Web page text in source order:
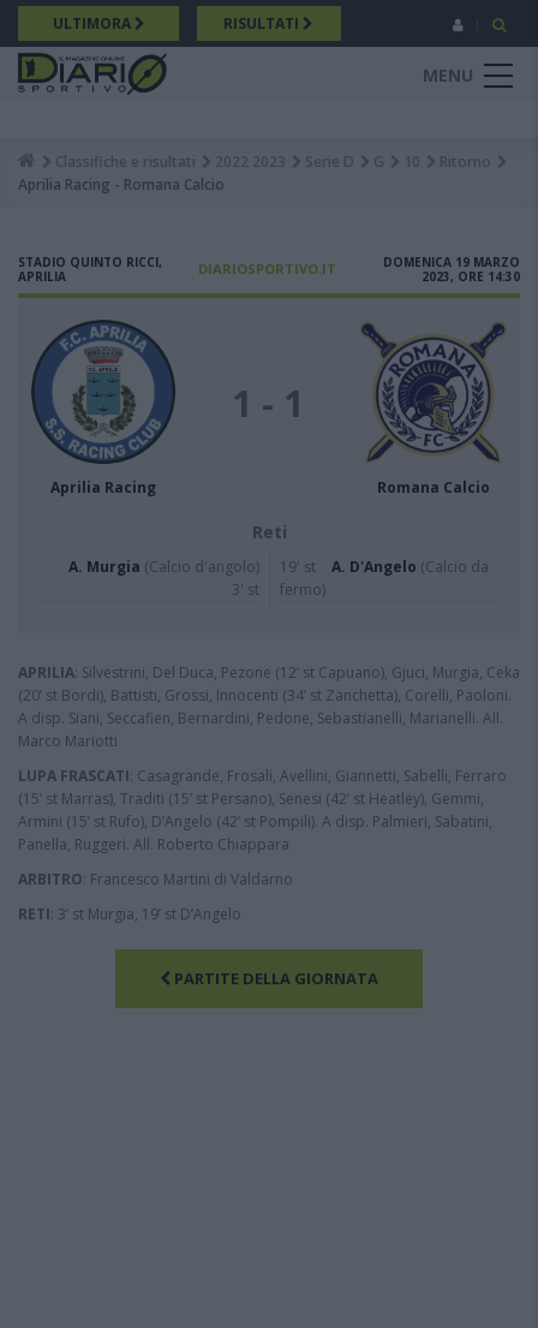
Salta
al
contenuto
principale
ULTIMORA RISULTATI
MENU
Breadcrumb
Classifiche e risultati 2022 2023 Serie D G 10
Ritorno
Aprilia Racing - Romana Calcio
STADIO QUINTO RICCI,
APRILIA
DIARIOSPORTIVO.IT
DOMENICA 19 MARZO
2023, ORE 14:30
Aprilia Racing
1 - 1
Romana Calcio
Reti
A. Murgia (Calcio d'angolo)
3' st
19' st A. D'Angelo (Calcio da
fermo)
APRILIA: Silvestrini, Del Duca, Pezone (12’ st Capuano), Gjuci, Murgia, Ceka
(20’ st Bordi), Battisti, Grossi, Innocenti (34’ st Zanchetta), Corelli, Paoloni.
A disp. Siani, Seccafien, Bernardini, Pedone, Sebastianelli, Marianelli. All.
Marco Mariotti
LUPA FRASCATI: Casagrande, Frosali, Avellini, Giannetti, Sabelli, Ferraro
(15’ st Marras), Traditi (15’ st Persano), Senesi (42’ st Heatley), Gemmi,
Armini (15’ st Rufo), D’Angelo (42’ st Pompili). A disp. Palmieri, Sabatini,
Panella, Ruggeri. All. Roberto Chiappara
ARBITRO: Francesco Martini di Valdarno
RETI: 3’ st Murgia, 19’ st D’Angelo
PARTITE DELLA GIORNATA